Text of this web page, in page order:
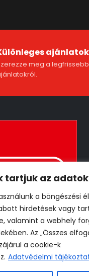
tartjuk az
a böngészési
hirdetések vagy
valamint a webhely
Az „Összes
a cookie-k
Adatvédelmi
meg a
az ÁSZF-ben